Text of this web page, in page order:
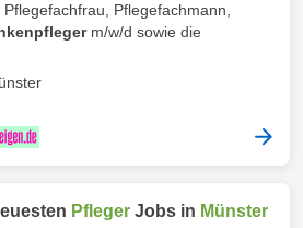
Pflegefachfrau, Pflegefachmann,
m/w/d sowie die
Pfleger Jobs in Münster